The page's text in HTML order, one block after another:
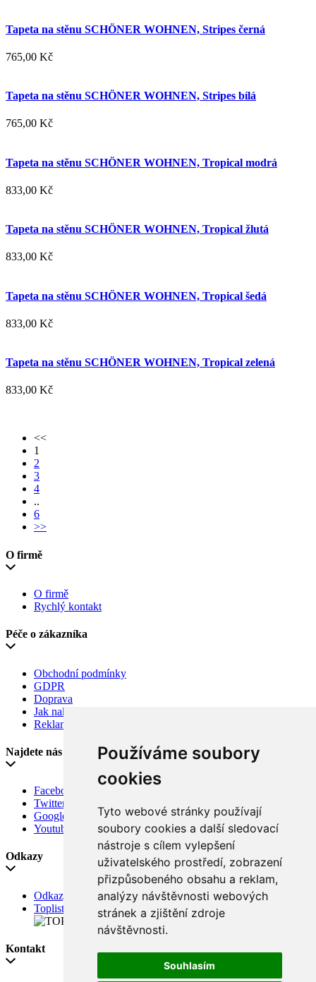
Používáme soubory
cookies
Tyto webové stránky používají
soubory cookies a další sledovací
nástroje s cílem vylepšení
uživatelského prostředí, zobrazení
přizpůsobeného obsahu a reklam,
analýzy návštěvnosti webových
stránek a zjištění zdroje
návštěvnosti.
Souhlasím
Tapeta na stěnu SCHÖNER WOHNEN, Stripes černá
765,00 Kč
Tapeta na stěnu SCHÖNER WOHNEN, Stripes bílá
765,00 Kč
Tapeta na stěnu SCHÖNER WOHNEN, Tropical modrá
833,00 Kč
Tapeta na stěnu SCHÖNER WOHNEN, Tropical žlutá
833,00 Kč
Tapeta na stěnu SCHÖNER WOHNEN, Tropical šedá
833,00 Kč
Tapeta na stěnu SCHÖNER WOHNEN, Tropical zelená
833,00 Kč
<<
1
2
3
4
..
6
>>
O firmě
O firmě
Rychlý kontakt
Péče o zákazníka
Obchodní podmínky
GDPR
Doprava
Jak nakupovat
Reklamace
Najdete nás
Facebook
Twitter
Google
Youtube
Odkazy
Odkazy
Toplist
Kontakt